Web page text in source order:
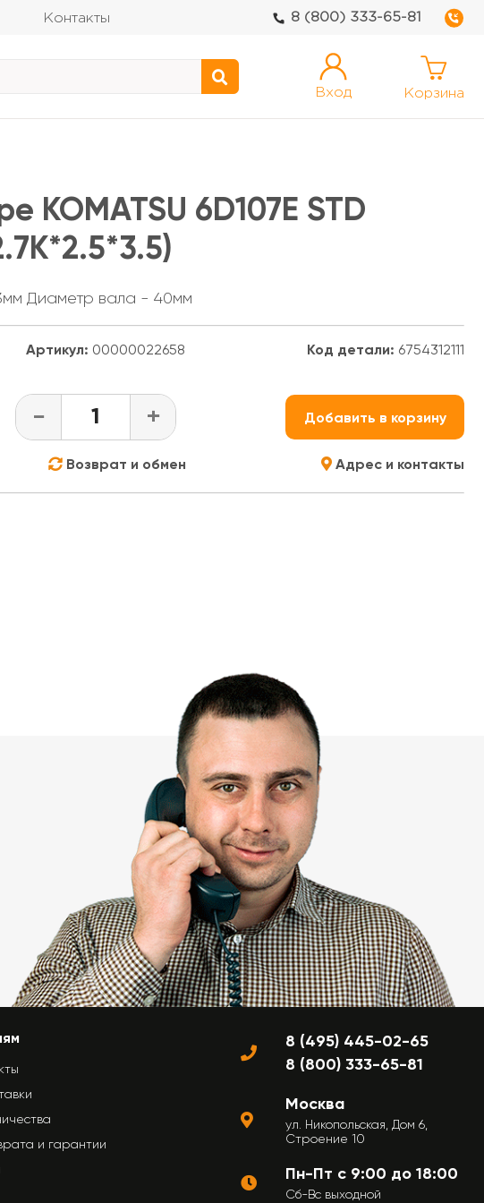
Контакты 8 (800) 333-65-81
Вход Корзина
KOMATSU 6D107E STD
Диаметр вала - 40мм
Артикул: 00000022658 Код детали: 6754312111
- + Добавить в корзину
Возврат и обмен Адрес и контакты
и гарантии
8 (495) 445-02-65
8 (800) 333-65-81
Москва
ул. Никопольская, Дом 6,
Строение 10
Пн-Пт с 9:00 до 18:00
Сб-Вс выходной